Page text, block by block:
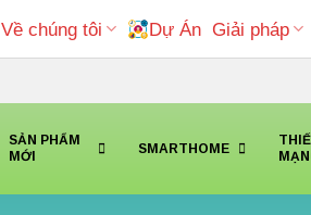
Về chúng tôi Dự Án Giải pháp
SẢN PHẨM
MỚI
SMARTHOME